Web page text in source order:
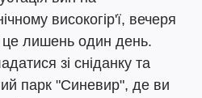
високогір'ї, вечеря
це лишень один день.
зі сніданку та
парк "Синевир", де ви